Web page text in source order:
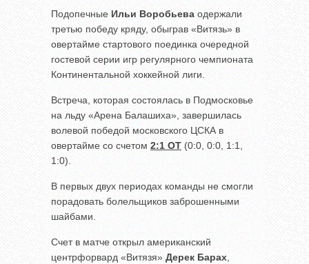
Подопечные Ильи Воробьева одержали
третью победу кряду, обыграв «Витязь» в
овертайме стартового поединка очередной
гостевой серии игр регулярного чемпионата
Континентальной хоккейной лиги.
Встреча, которая состоялась в Подмосковье
на льду «Арена Балашиха», завершилась
волевой победой московского ЦСКА в
овертайме со счетом 2:1 ОТ (0:0, 0:0, 1:1,
1:0).
В первых двух периодах команды не смогли
порадовать болельщиков заброшенными
шайбами.
Счет в матче открыл американский
центрфорвард «Витязя» Дерек Барах